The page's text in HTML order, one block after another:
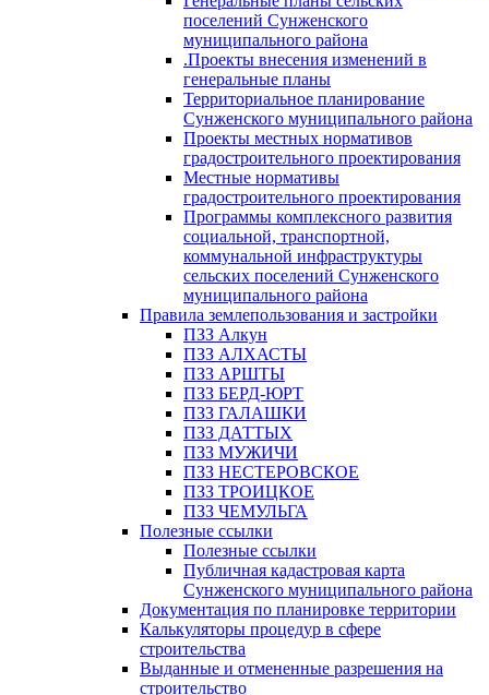
поселений Сунженского
муниципального района
.Проекты внесения изменений в
генеральные планы
Территориальное планирование
Сунженского муниципального района
Проекты местных нормативов
градостроительного проектирования
Местные нормативы
градостроительного проектирования
Программы комплексного развития
социальной, транспортной,
коммунальной инфраструктуры
сельских поселений Сунженского
муниципального района
Правила землепользования и застройки
ПЗЗ Алкун
ПЗЗ АЛХАСТЫ
ПЗЗ АРШТЫ
ПЗЗ БЕРД-ЮРТ
ПЗЗ ГАЛАШКИ
ПЗЗ ДАТТЫХ
ПЗЗ МУЖИЧИ
ПЗЗ НЕСТЕРОВСКОЕ
ПЗЗ ТРОИЦКОЕ
ПЗЗ ЧЕМУЛЬГА
Полезные ссылки
Полезные ссылки
Публичная кадастровая карта
Сунженского муниципального района
Документация по планировке территории
Калькуляторы процедур в сфере
строительства
Выданные и отмененные разрешения на
строительство